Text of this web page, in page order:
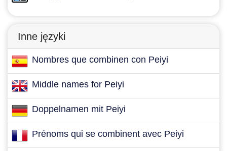
Inne języki
Nombres que combinen con Peiyi
Middle names for Peiyi
Doppelnamen mit Peiyi
Prénoms qui se combinent avec Peiyi